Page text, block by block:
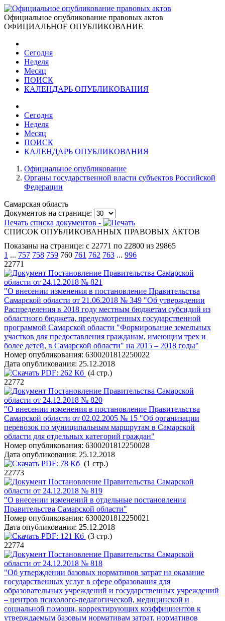
Официальное опубликование правовых актов
ОФИЦИАЛЬНОЕ ОПУБЛИКОВАНИЕ
Сегодня
Неделя
Месяц
ПОИСК
КАЛЕНДАРЬ ОПУБЛИКОВАНИЯ
Сегодня
Неделя
Месяц
ПОИСК
КАЛЕНДАРЬ ОПУБЛИКОВАНИЯ
Официальное опубликование
Органы государственной власти субъектов Российской
Федерации
Самарская область
Документов на странице:
Печать списка документов -
СПИСОК ОПУБЛИКОВАННЫХ ПРАВОВЫХ АКТОВ
Показаны на странице: с 22771 по 22800 из 29865
1 ... 757 758 759 760 761 762 763 ... 996
22771
Постановление Правительства Самарской
области от 24.12.2018 № 821
"О внесении изменения в постановление Правительства
Самарской области от 21.06.2018 № 349 "Об утверждении
Распределения в 2018 году местным бюджетам субсидий из
областного бюджета, предусмотренных государственной
программой Самарской области "Формирование земельных
участков для предоставления гражданам, имеющим трех и
более детей, в Самарской области" на 2015 – 2018 годы"
Номер опубликования: 6300201812250022
Дата опубликования: 25.12.2018
PDF: 262 Кб (4 стр.)
22772
Постановление Правительства Самарской
области от 24.12.2018 № 820
"О внесении изменения в постановление Правительства
Самарской области от 02.02.2005 № 15 "Об организации
перевозок по муниципальным маршрутам в Самарской
области для отдельных категорий граждан"
Номер опубликования: 6300201812250028
Дата опубликования: 25.12.2018
PDF: 78 Кб (1 стр.)
22773
Постановление Правительства Самарской
области от 24.12.2018 № 819
"О внесении изменений в отдельные постановления
Правительства Самарской области"
Номер опубликования: 6300201812250021
Дата опубликования: 25.12.2018
PDF: 121 Кб (3 стр.)
22774
Постановление Правительства Самарской
области от 24.12.2018 № 818
"Об утверждении базовых нормативов затрат на оказание
государственных услуг в сфере образования для
образовательных учреждений и государственных учреждений
– центров психолого-педагогической, медицинской и
социальной помощи, корректирующих коэффициентов к
утверждаемым базовым нормативам затрат, нормативов